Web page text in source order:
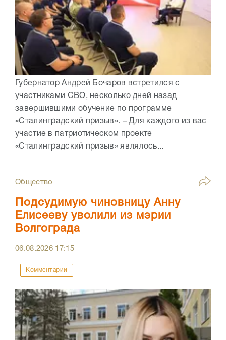
Губернатор Андрей Бочаров встретился с
участниками СВО, несколько дней назад
завершившими обучение по программе
«Сталинградский призыв». – Для каждого из вас
участие в патриотическом проекте
«Сталинградский призыв» являлось...
Общество
Подсудимую чиновницу Анну
Елисееву уволили из мэрии
Волгограда
06.08.2026 17:15
Комментарии